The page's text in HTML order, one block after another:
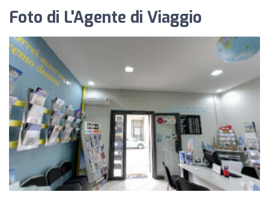
Foto di L'Agente di Viaggio